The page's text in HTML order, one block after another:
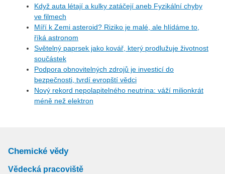
Když auta létají a kulky zatáčejí aneb Fyzikální chyby
ve filmech
Míří k Zemi asteroid? Riziko je malé, ale hlídáme to,
říká astronom
Světelný paprsek jako kovář, který prodlužuje životnost
součástek
Podpora obnovitelných zdrojů je investicí do
bezpečnosti, tvrdí evropští vědci
Nový rekord nepolapitelného neutrina: váží milionkrát
méně než elektron
Chemické vědy
Vědecká pracoviště